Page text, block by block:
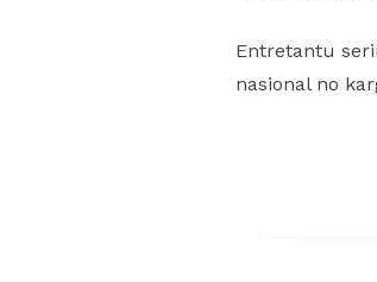
Entretantu
nasional no